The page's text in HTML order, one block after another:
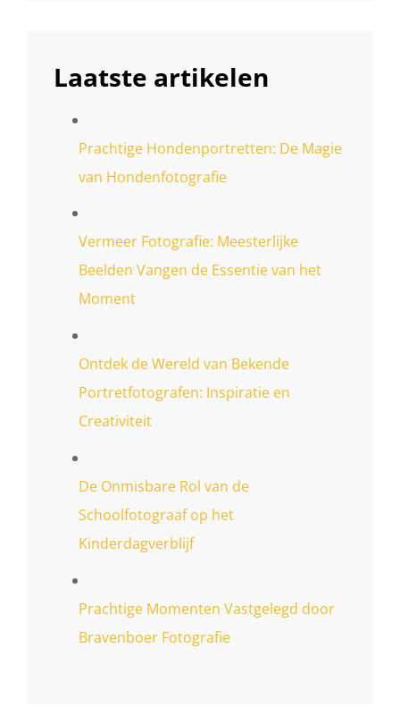
Laatste artikelen
Prachtige Hondenportretten: De Magie
van Hondenfotografie
Vermeer Fotografie: Meesterlijke
Beelden Vangen de Essentie van het
Moment
Ontdek de Wereld van Bekende
Portretfotografen: Inspiratie en
Creativiteit
De Onmisbare Rol van de
Schoolfotograaf op het
Kinderdagverblijf
Prachtige Momenten Vastgelegd door
Bravenboer Fotografie